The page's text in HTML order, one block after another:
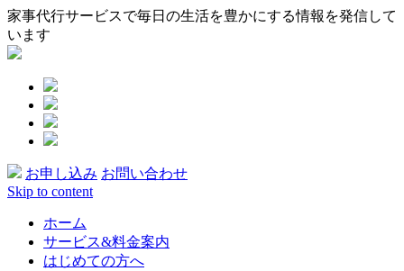
家事代行サービスで毎日の生活を豊かにする情報を発信して
います
お申し込み お問い合わせ
Skip to content
ホーム
サービス&料金案内
はじめての方へ